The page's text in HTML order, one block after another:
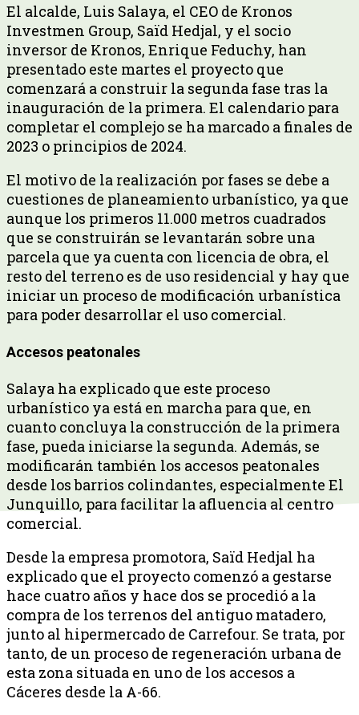
El alcalde, Luis Salaya, el CEO de Kronos
Investmen Group, Saïd Hedjal, y el socio
inversor de Kronos, Enrique Feduchy, han
presentado este martes el proyecto que
comenzará a construir la segunda fase tras la
inauguración de la primera. El calendario para
completar el complejo se ha marcado a finales de
2023 o principios de 2024.
El motivo de la realización por fases se debe a
cuestiones de planeamiento urbanístico, ya que
aunque los primeros 11.000 metros cuadrados
que se construirán se levantarán sobre una
parcela que ya cuenta con licencia de obra, el
resto del terreno es de uso residencial y hay que
iniciar un proceso de modificación urbanística
para poder desarrollar el uso comercial.
Accesos peatonales
Salaya ha explicado que este proceso
urbanístico ya está en marcha para que, en
cuanto concluya la construcción de la primera
fase, pueda iniciarse la segunda. Además, se
modificarán también los accesos peatonales
desde los barrios colindantes, especialmente El
Junquillo, para facilitar la afluencia al centro
comercial.
Desde la empresa promotora, Saïd Hedjal ha
explicado que el proyecto comenzó a gestarse
hace cuatro años y hace dos se procedió a la
compra de los terrenos del antiguo matadero,
junto al hipermercado de Carrefour. Se trata, por
tanto, de un proceso de regeneración urbana de
esta zona situada en uno de los accesos a
Cáceres desde la A-66.